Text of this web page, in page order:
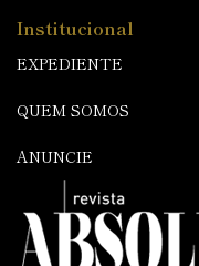
Institucional
EXPEDIENTE
QUEM SOMOS
ANUNCIE